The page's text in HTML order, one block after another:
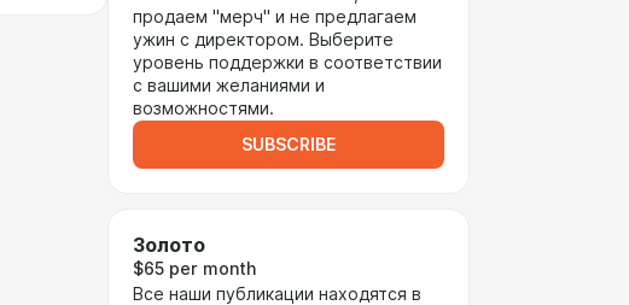
продаем "мерч" и не предлагаем
ужин с директором. Выберите
уровень поддержки в соответствии
с вашими желаниями и
возможностями.
SUBSCRIBE
Золото
$65 per month
Все наши публикации находятся в